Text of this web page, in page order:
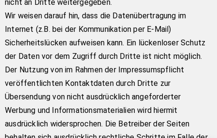
nicht an Dritte weitergegeben.
Wir weisen darauf hin, dass die Datenübertragung im
Internet (z.B. bei der Kommunikation per E-Mail)
Sicherheitslücken aufweisen kann. Ein lückenloser Schutz
der Daten vor dem Zugriff durch Dritte ist nicht möglich.
Der Nutzung von im Rahmen der Impressumspflicht
veröffentlichten Kontaktdaten durch Dritte zur
Übersendung von nicht ausdrücklich angeforderter
Werbung und Informationsmaterialien wird hiermit
ausdrücklich widersprochen. Die Betreiber der Seiten